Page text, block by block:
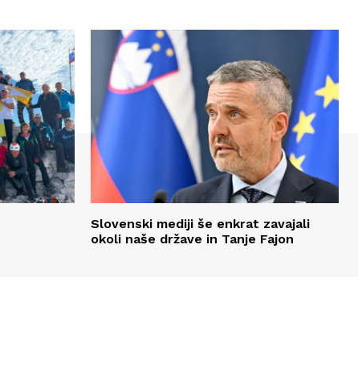
Slovenski mediji še enkrat zavajali
okoli naše države in Tanje Fajon